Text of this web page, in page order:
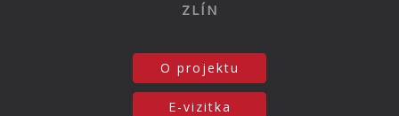
ZLÍN
O projektu
E-vizitka